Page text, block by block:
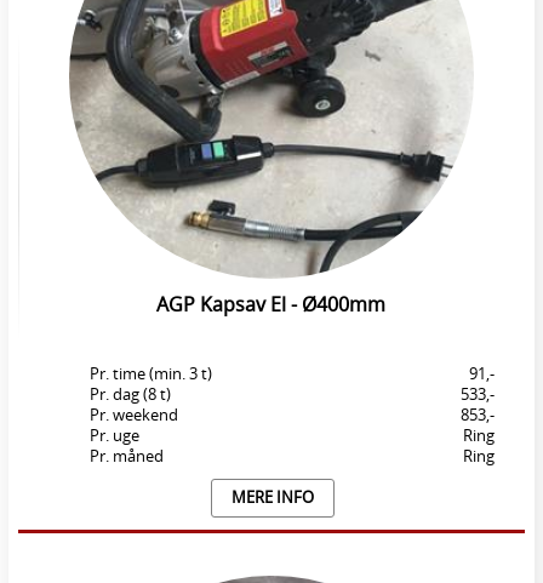
AGP Kapsav El - Ø400mm
Pr. time (min. 3 t)
91,-
Pr. dag (8 t)
533,-
Pr. weekend
853,-
Pr. uge
Ring
Pr. måned
Ring
MERE INFO